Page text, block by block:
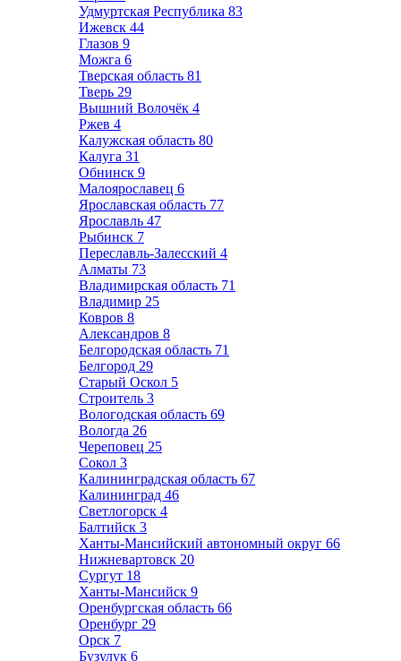
Удмуртская Республика 83
Ижевск 44
Глазов 9
Можга 6
Тверская область 81
Тверь 29
Вышний Волочёк 4
Ржев 4
Калужская область 80
Калуга 31
Обнинск 9
Малоярославец 6
Ярославская область 77
Ярославль 47
Рыбинск 7
Переславль-Залесский 4
Алматы 73
Владимирская область 71
Владимир 25
Ковров 8
Александров 8
Белгородская область 71
Белгород 29
Старый Оскол 5
Строитель 3
Вологодская область 69
Вологда 26
Череповец 25
Сокол 3
Калининградская область 67
Калининград 46
Светлогорск 4
Балтийск 3
Ханты-Мансийский автономный округ 66
Нижневартовск 20
Сургут 18
Ханты-Мансийск 9
Оренбургская область 66
Оренбург 29
Орск 7
Бузулук 6